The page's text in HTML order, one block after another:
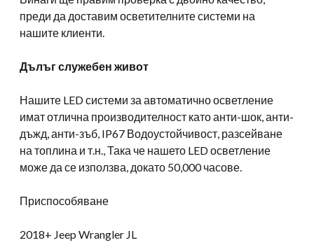
преди да доставим осветителните системи на
нашите клиенти.
Дълъг служебен живот
Нашите LED системи за автоматично осветление
имат отлична производителност като анти-шок, анти-
дъжд, анти-зъб, IP67 Водоустойчивост, разсейване
на топлина и т.н., Така че нашето LED осветление
може да се използва, докато 50,000 часове.
Приспособяване
2018+ Jeep Wrangler JL